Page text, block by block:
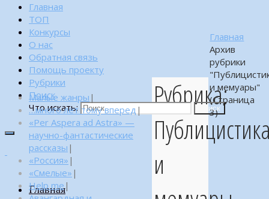
Главная
ТОП
Конкурсы
О нас
Обратная связь
Помощь проекту
Рубрики
Поиск
Что искать:
Поиск
Главная
Главная
Архив
рубрики
и мемуары"
(Страница
3)
Рубрика:
и
Малые жанры |
…много лет тому вперед |
«Per Aspera ad Astra» —
научно-фантастические
рассказы |
«Россия» |
«Смелые» |
Help me|